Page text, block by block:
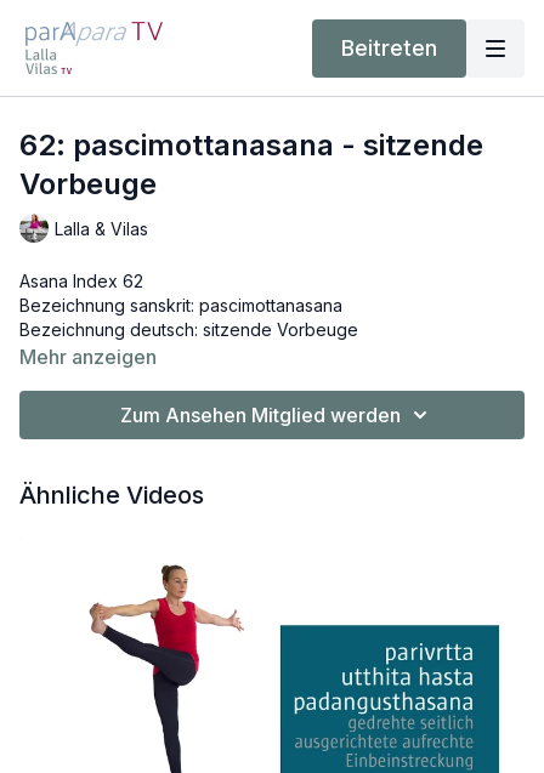
Beitreten
62: pascimottanasana - sitzende
Vorbeuge
Lalla & Vilas
Asana Index 62
Bezeichnung sanskrit: pascimottanasana
Bezeichnung deutsch: sitzende Vorbeuge
Lautschrift: paschimottAnAsana
Mehr anzeigen
Zum Ansehen Mitglied werden
Ähnliche Videos